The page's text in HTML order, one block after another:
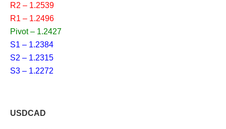
R2 – 1.2539
R1 – 1.2496
Pivot – 1.2427
S1 – 1.2384
S2 – 1.2315
S3 – 1.2272
USDCAD